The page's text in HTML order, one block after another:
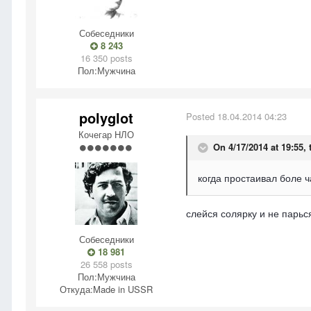
Собеседники
8 243
16 350 posts
Пол:Мужчина
polyglot
Кочегар НЛО
Собеседники
18 981
26 558 posts
Пол:Мужчина
Откуда:Made in USSR
Posted 18.04.2014 04:23
On 4/17/2014 at
когда простаивал боле
слейся солярку и не